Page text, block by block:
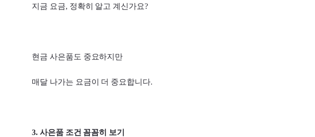
지금 요금, 정확히 알고 계신가요?
현금 사은품도 중요하지만
매달 나가는 요금이 더 중요합니다.
3. 사은품 조건 꼼꼼히 보기